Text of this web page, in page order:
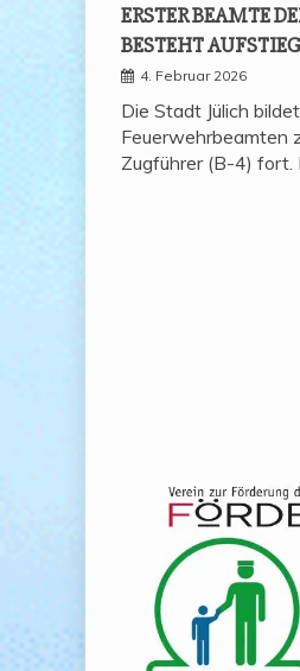
ERS­TER BEAM­TE
BESTEHT
4. Februar 2026
Die Stadt Jülich
Feuerwehrbeamten
Zugführer (B-4) fort.